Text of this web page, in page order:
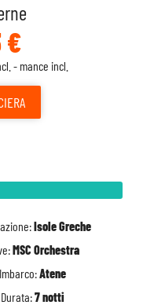
€
- mance incl.
Isole Greche
MSC Orchestra
Imbarco:Atene
Durata:7 notti